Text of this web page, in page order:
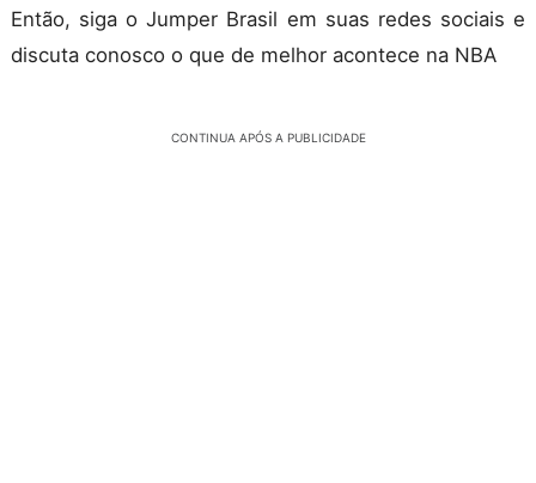
Então, siga o Jumper Brasil em suas redes sociais e
discuta conosco o que de melhor acontece na NBA
CONTINUA APÓS A PUBLICIDADE